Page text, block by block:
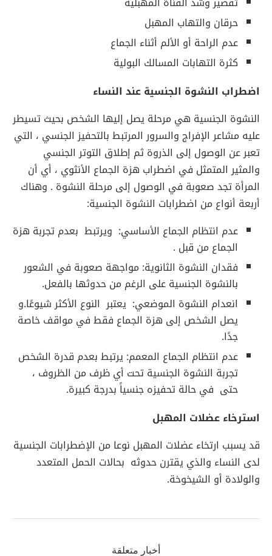
حرقان والتهاب المهبل
عدم الراحة أو الألم أثناء الجماع
كثرة التهابات المسالك البولية
اضطراب النشوة الجنسية عند النساء
النشوة الجنسية هي مرحلة يصل إليها الشخص بحيث تسيطر
عليه مشاعر الإفراج والسرور المرتبط بالتحفيز الجنسي ، التي
تعبر عن الوصول إلى الذروة ثم إطلاق التوتر الجنسي
والمثير المتمثل في اضطراب هزة الجماع الأنثوي ، أي أن
المرأة تجد صعوبة في الوصول إلى مرحلة النشوة . وهناك
أربعة أنواع من اضطرابات النشوة الجنسية:
عدم انتظام الجماع الأساسي: ويرتبط بعدم تجربة هزة
الجماع من قبل .
فقدان النشوة الثانوية: مواجهة صعوبة في الشعور
بالنشوة الجنسية على الرغم من حدوثها بالفعل.
انعدام النشوة الموضعي: يعتبر النوع الأكثر شيوعًا.و
يصل الشخص إلى هزة الجماع فقط في مواقف خاصة
جدًا.
عدم انتظام الجماع المعمم: يرتبط بعدم قدرة الشخص
تجربة النشوة الجنسية تحت أي ظرف من الظروف ،
حتى في حالة تحفيزه جنسياً بدرجة كبيرة.
استرخاء عضلات المهبل
قد يسبب ارتخاء عضلات المهبل نوعا من الإضطرابات الجنسية
لدى النساء والذي يقترن حدوثه بحالات الحمل المتعدد
والولادة أو الشيخوخة.
أخبار متعلقة